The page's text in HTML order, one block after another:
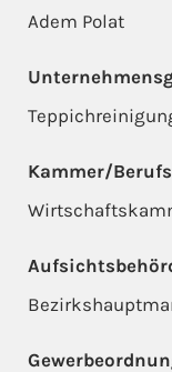
Adem Polat
Kammer/